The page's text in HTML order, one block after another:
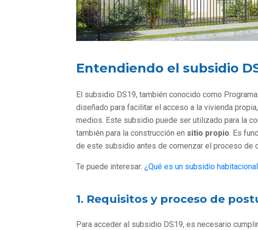
Entendiendo el subsidio
El subsidio DS19, también conocido como
diseñado para facilitar el acceso a la vivienda
medios. Este subsidio puede ser utilizado para la
también para la construcción en sitio propio. Es
de este subsidio antes de comenzar el proceso de
Te puede interesar: ¿Qué es un subsidio
1. Requisitos y proceso de
Para acceder al subsidio DS19, es necesario